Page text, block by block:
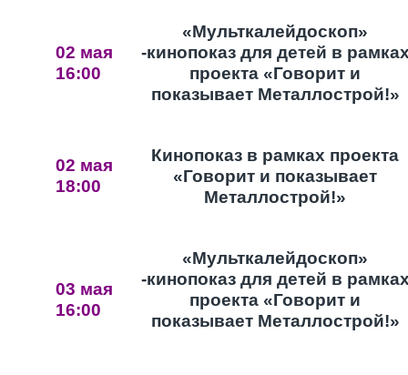
02 мая
16:00
«Мульткалейдоскоп»
-кинопоказ для детей в
проекта «Говорит и
показывает Металлострой!»
02 мая
18:00
Кинопоказ в рамках проекта
«Говорит и показывает
Металлострой!»
03 мая
16:00
«Мульткалейдоскоп»
-кинопоказ для детей в
проекта «Говорит и
показывает Металлострой!»